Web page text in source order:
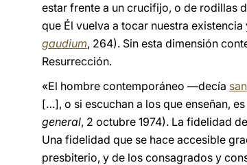
estar frente a un crucifijo, o de rodillas
que Él vuelva a tocar nuestra
gaudium, 264). Sin esta dimensión
Resurrección.
«El hombre contemporáneo —decía
[…], o si escuchan a los que enseñan,
general, 2 octubre 1974). La fidelidad
Una fidelidad que se hace accesible
presbiterio, y de los consagrados y